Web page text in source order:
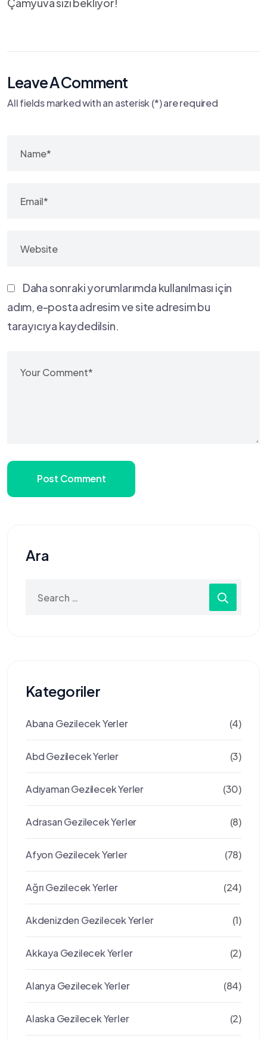
Leave A Comment
All fields marked with an asterisk (*) are required
Daha sonraki yorumlarımda kullanılması için
adım, e-posta adresim ve site adresim bu
tarayıcıya kaydedilsin.
Post Comment
Ara
for:
Kategoriler
Abana Gezilecek Yerler (4)
Abd Gezilecek Yerler (3)
Adıyaman Gezilecek Yerler (30)
Adrasan Gezilecek Yerler (8)
Afyon Gezilecek Yerler (78)
Ağrı Gezilecek Yerler (24)
Akdenizden Gezilecek Yerler (1)
Akkaya Gezilecek Yerler (2)
Alanya Gezilecek Yerler (84)
Alaska Gezilecek Yerler (2)